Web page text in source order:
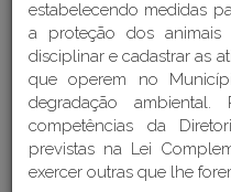
Procuradoria
Secretaria da Educação
estabelecendo medidas
a proteção dos
disciplinar e cadastrar as
que operem no
degradação
competências da
previstas na Lei
exercer outras que lhe